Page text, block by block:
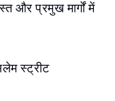
और प्रमुख मार्गों में
स्ट्रीट